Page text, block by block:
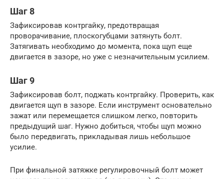
Шаг 8
Зафиксировав контргайку, предотвращая
проворачивание, плоскогубцами затянуть болт.
Затягивать необходимо до момента, пока щуп еще
двигается в зазоре, но уже с незначительным усилием.
Шаг 9
Зафиксировав болт, поджать контргайку. Проверить, как
двигается щуп в зазоре. Если инструмент основательно
зажат или перемещается слишком легко, повторить
предыдущий шаг. Нужно добиться, чтобы щуп можно
было передвигать, прикладывая лишь небольшое
усилие.
При финальной затяжке регулировочный болт может